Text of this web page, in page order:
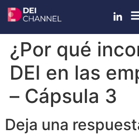
¿Por qué
DEI en las
– Cápsula 3
Deja una